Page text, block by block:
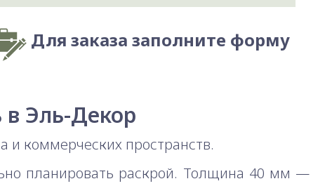
Для заказа заполните форму
Эль-Декор
коммерческих пространств.
планировать раскрой. Толщина 40 мм —